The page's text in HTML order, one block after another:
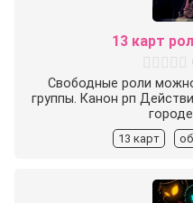
13 карт
Свободные роли
группы. Канон рп
13 карт